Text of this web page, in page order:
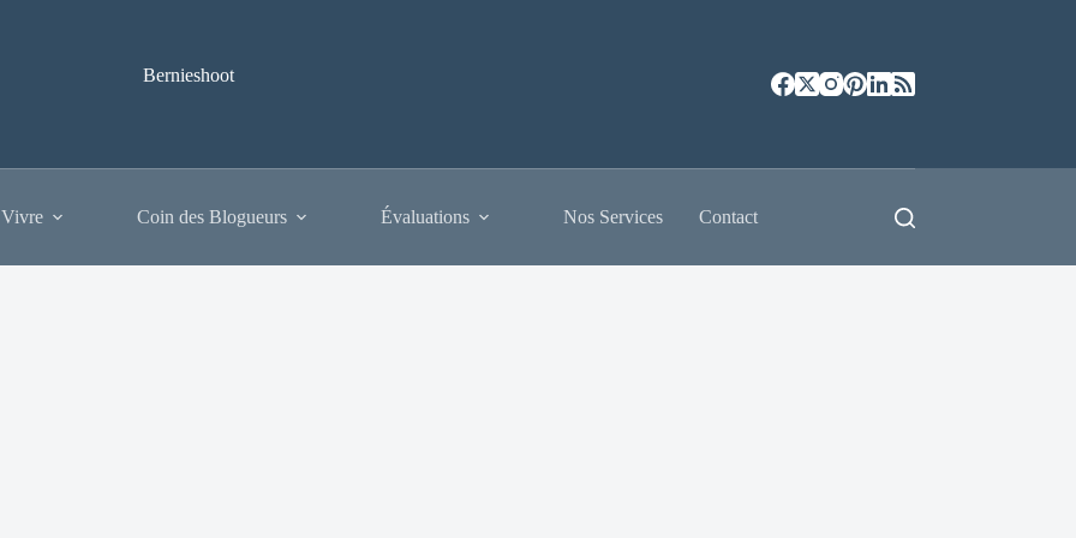
Bernieshoot
Coin des Blogueurs Évaluations Nos Services Contact